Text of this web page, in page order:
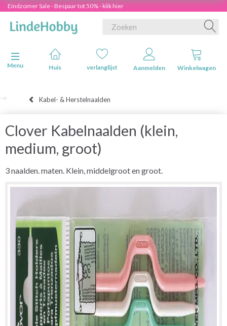
Eindzomer Sale - Bespaar tot 50% - klik hier
Navigatie in-/uitschakelen
Menu
Huis verlanglijst Aanmelden Winkelwagen
Kabel- & Herstelnaalden
Clover Kabelnaalden (klein,
medium, groot)
3 naalden. maten. Klein, middelgroot en groot.